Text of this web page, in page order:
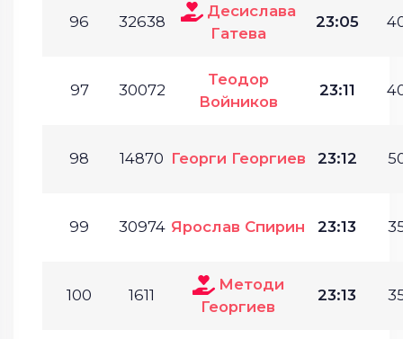
96 32638
Десислава
Гатева
23:05
97 30072
Теодор
Войников
23:11
98 14870 Георги Георгиев 23:12
99 30974 Ярослав Спирин 23:13
100 1611
Методи
Георгиев
23:13